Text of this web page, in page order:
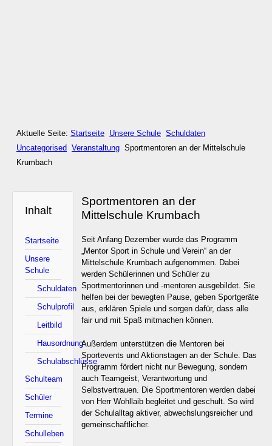
Aktuelle Seite: Startseite Unsere Schule Schuldaten
Uncategorised Veranstaltung Sportmentoren an der Mittelschule
Krumbach
Inhalt
Startseite
Unsere
Schule
Schuldaten
Schulprofil
Leitbild
Hausordnung
Schulabschlüsse
Schulteam
Schüler
Termine
Schulleben
Sportmentoren an der
Mittelschule Krumbach
Seit Anfang Dezember wurde das Programm
„Mentor Sport in Schule und Verein“ an der
Mittelschule Krumbach aufgenommen. Dabei
werden Schülerinnen und Schüler zu
Sportmentorinnen und -mentoren ausgebildet. Sie
helfen bei der bewegten Pause, geben Sportgeräte
aus, erklären Spiele und sorgen dafür, dass alle
fair und mit Spaß mitmachen können.
Außerdem unterstützen die Mentoren bei
Sportevents und Aktionstagen an der Schule. Das
Programm fördert nicht nur Bewegung, sondern
auch Teamgeist, Verantwortung und
Selbstvertrauen. Die Sportmentoren werden dabei
von Herr Wohllaib begleitet und geschult. So wird
der Schulalltag aktiver, abwechslungsreicher und
gemeinschaftlicher.